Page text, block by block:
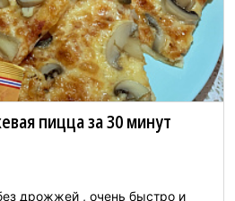
пицца за 30 минут
дрожжей , очень быстро и